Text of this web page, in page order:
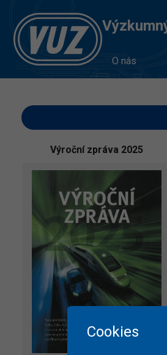
O nás
Výroční zpráva 2025
Cookies